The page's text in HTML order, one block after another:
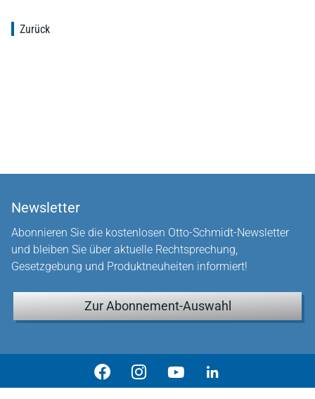
Zurück
Newsletter
Abonnieren Sie die kostenlosen Otto-Schmidt-Newsletter
und bleiben Sie über aktuelle Rechtsprechung,
Gesetzgebung und Produktneuheiten informiert!
Zur Abonnement-Auswahl